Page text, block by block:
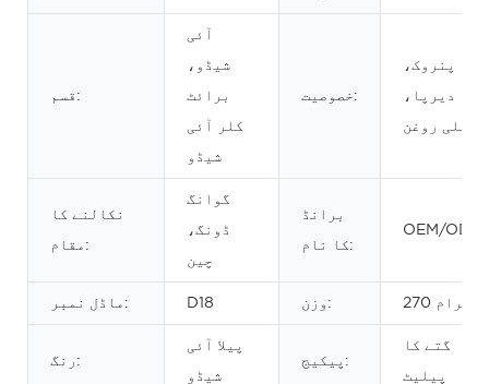
قسم:
آئی
شیڈو،
برائٹ
کلر آئی
شیڈو
خصوصیت:
پنروک،
دیرپا،
اعلی روغن
نکالنے کا
مقام:
گوانگ
ڈونگ،
چین
برانڈ
کا نام:
OEM/ODM
ماڈل نمبر: D18 وزن: 270 گرام
رنگ:
پیلا آئی
شیڈو
پیکیج:
گتے کا
پیلیٹ